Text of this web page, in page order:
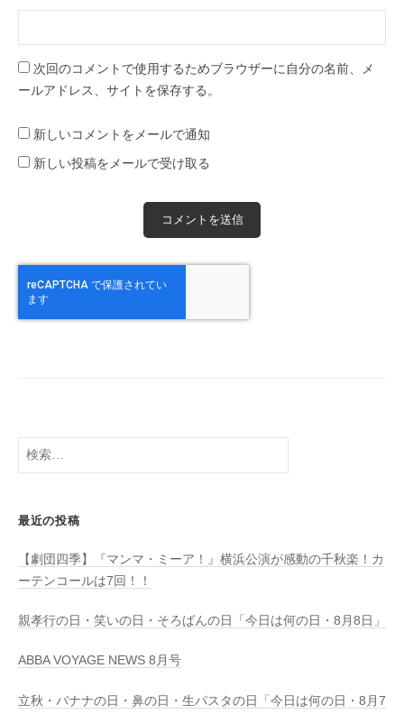
次回のコメントで使用するためブラウザーに自分の名前、メ
ールアドレス、サイトを保存する。
新しいコメントをメールで通知
新しい投稿をメールで受け取る
検
最近の投稿
【劇団四季】『マンマ・ミーア！』横浜公演が感動の千秋楽！カ
ーテンコールは7回！！
親孝行の日・笑いの日・そろばんの日「今日は何の日・8月8日」
ABBA VOYAGE NEWS 8月号
立秋・バナナの日・鼻の日・生パスタの日「今日は何の日・8月7